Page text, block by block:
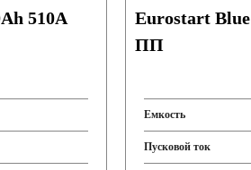
510A
Eurostart Blue EB601 60Ah 460A
ПП
Емкость
Пусковой ток